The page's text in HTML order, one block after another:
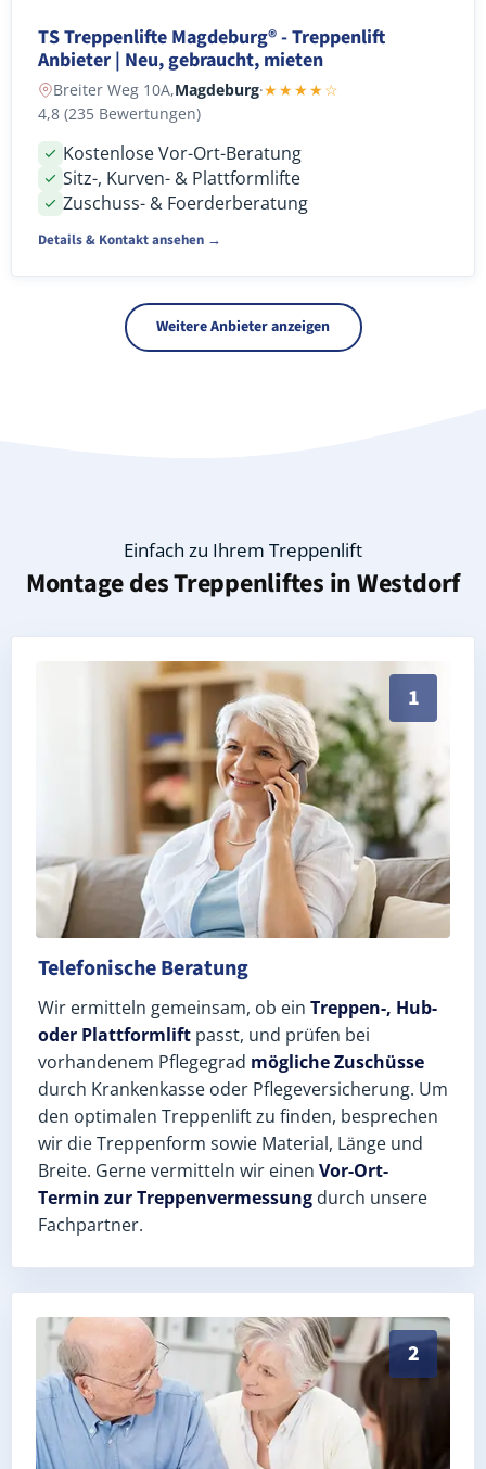
TS Treppenlifte Magdeburg® - Treppenlift
Anbieter | Neu, gebraucht, mieten
Breiter Weg 10A,Magdeburg·★★★★☆
4,8 (235 Bewertungen)
Kostenlose Vor-Ort-Beratung
Sitz-, Kurven- & Plattformlifte
Zuschuss- & Foerderberatung
Details & Kontakt ansehen →
Weitere Anbieter anzeigen
Einfach zu Ihrem Treppenlift
Montage des Treppenliftes inWestdorf
1
Persönliche Treppenlift-Beratung in Westdorf
Telefonische Beratung
Wir ermitteln gemeinsam, ob ein Treppen-, Hub-
oder Plattformlift passt, und prüfen bei
vorhandenem Pflegegrad mögliche Zuschüsse
durch Krankenkasse oder Pflegeversicherung. Um
den optimalen Treppenlift zu finden, besprechen
wir die Treppenform sowie Material, Länge und
Breite. Gerne vermitteln wir einen Vor-Ort-
Termin zur Treppenvermessung durch unsere
Fachpartner.
2
Exaktes Aufmaß in Westdorf (Salzlandkreis) –